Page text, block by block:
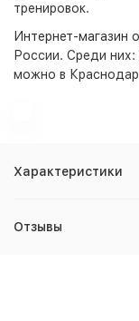
тренировок.
Интернет-магазин
России. Среди них:
можно в
Характеристики
Отзывы